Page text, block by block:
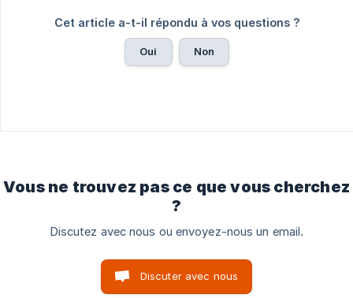
Cet article a-t-il répondu à vos questions ?
Oui Non
Vous ne trouvez pas ce que vous cherchez
?
Discutez avec nous ou envoyez-nous un email.
Discuter avec nous